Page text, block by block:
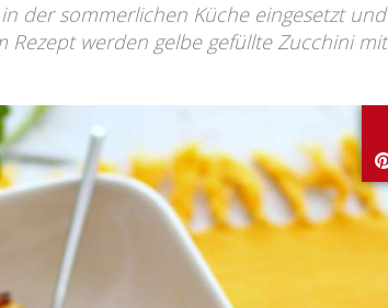
der sommerlichen Küche eingesetzt und
werden gelbe gefüllte Zucchini mit